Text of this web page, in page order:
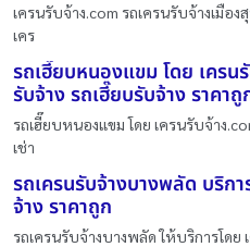
เครนรับจ้าง.com รถเครนรับจ้างเมือ
เคร
รถเฮี๊ยบหนองแขม โดย เครน
รับจ้าง รถเฮี๊ยบรับจ้าง ราคาถู
รถเฮี๊ยบหนองแขม โดย เครนรับจ้าง
เช่า
รถเครนรับจ้างบางพลัด บริก
จ้าง ราคาถูก
รถเครนรับจ้างบางพลัด ให้บริการโดย